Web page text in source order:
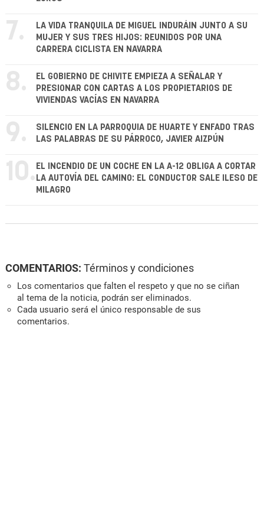
7.
LA VIDA TRANQUILA DE MIGUEL INDURÁIN JUNTO A SU
MUJER Y SUS TRES HIJOS: REUNIDOS POR UNA
CARRERA CICLISTA EN NAVARRA
8.
EL GOBIERNO DE CHIVITE EMPIEZA A SEÑALAR Y
PRESIONAR CON CARTAS A LOS PROPIETARIOS DE
VIVIENDAS VACÍAS EN NAVARRA
9.
SILENCIO EN LA PARROQUIA DE HUARTE Y ENFADO TRAS
LAS PALABRAS DE SU PÁRROCO, JAVIER AIZPÚN
10. EL INCENDIO DE UN COCHE EN LA A-12 OBLIGA A CORTAR
LA AUTOVÍA DEL CAMINO: EL CONDUCTOR SALE ILESO DE
MILAGRO
COMENTARIOS: Términos y condiciones
Los comentarios que falten el respeto y que no se ciñan
al tema de la noticia, podrán ser eliminados.
Cada usuario será el único responsable de sus
comentarios.